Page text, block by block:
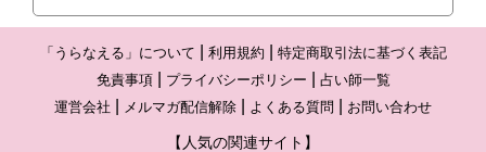
「うらなえる」について 利用規約
特定商取引法に基づく表記
免責事項
プライバシーポリシー
占い師一覧
運営会社
メルマガ配信解除 よくある質問 お問い合わせ
【人気の関連サイト】